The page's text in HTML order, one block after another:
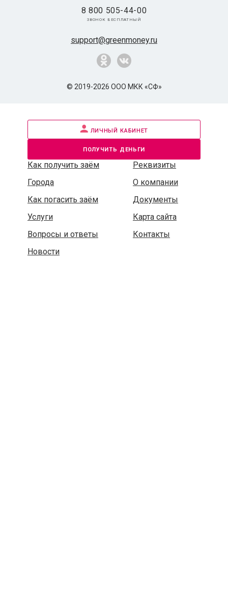
© 2019-2026 ООО МКК «СФ»
support@greenmoney.ru
8 800 505-44-00
звонок бесплатный
личный кабинет
получить деньги
Как получить заём
Реквизиты
Города
О компании
Как погасить заём
Документы
Услуги
Карта сайта
Вопросы и ответы
Контакты
Новости